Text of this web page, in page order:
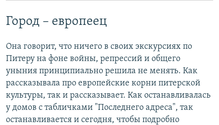
Город – европеец
Она говорит, что ничего в своих экскурсиях по
Питеру на фоне войны, репрессий и общего
уныния принципиально решила не менять. Как
рассказывала про европейские корни питерской
культуры, так и рассказывает. Как останавливалась
у домов с табличками "Последнего адреса", так
останавливается и сегодня, чтобы подробно